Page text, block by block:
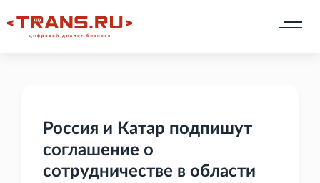
Россия и Катар подпишут
соглашение о
сотрудничестве в области